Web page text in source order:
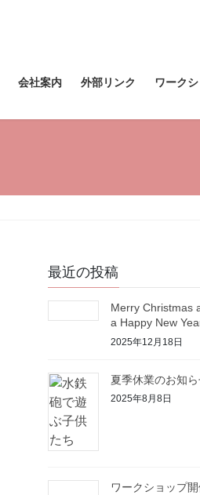
会社案内 外部リンク ワーク
最近の投稿
Merry Christmas
a Happy New
2025年12月18日
夏季休業のお知
2025年8月8日
ワークショップ開